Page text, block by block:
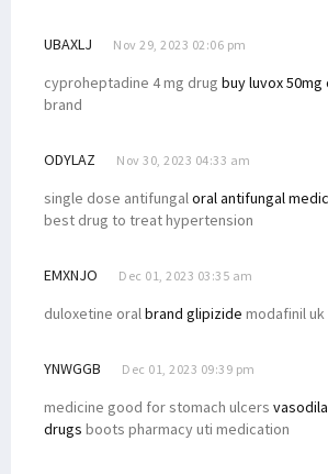
UBAXLJ Nov 29, 2023 02:06 pm
cyproheptadine 4 mg drug buy luvox 50mg
brand
ODYLAZ Nov 30, 2023 04:33 am
single dose antifungaloral antifungal
best drug to treat hypertension
EMXNJO Dec 01, 2023 03:35 am
duloxetine oralbrand glipizide modafinil uk
YNWGGB Dec 01, 2023 09:39 pm
medicine good for stomach ulcers
drugs boots pharmacy uti medication